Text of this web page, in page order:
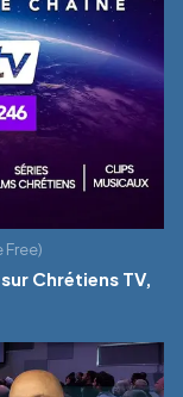
Free)
Chrétiens TV,